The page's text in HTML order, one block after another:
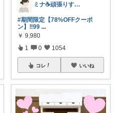
ミナ☕️頑張りすぎない暮らし🏠
#期間限定【78%OFFクーポ
ン】‼️99 ...
￥ 9,980
1 0 1054
コレ いいね